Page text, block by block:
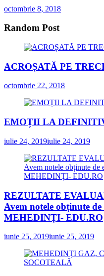
octombrie 8, 2018
Random Post
ACROȘATĂ PE
octombrie 22, 2018
EMOȚII LA
iulie 24, 2019iulie 24, 2019
REZULTATE
Avem notele obținute
MEHEDINȚI- EDU.RO
iunie 25, 2019iunie 25, 2019